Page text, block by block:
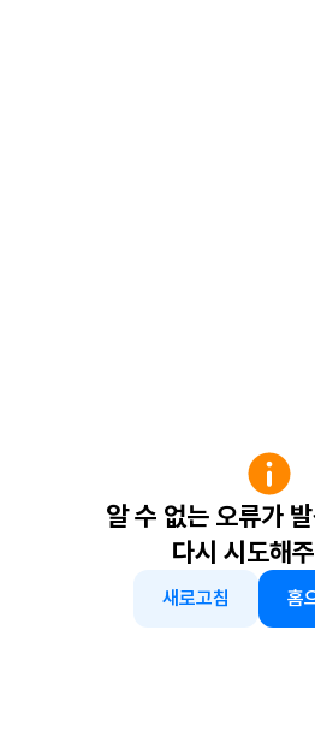
알 수 없는 오류가
다시 시도해
새로고침 홈